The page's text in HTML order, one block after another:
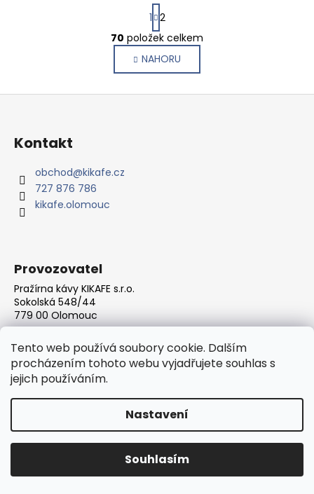
Tento web používá soubory cookie. Dalším
procházením tohoto webu vyjadřujete souhlas s
jejich používáním.
Nastavení
Souhlasím
O
v
l
á
u
S
t
r
á
n
k
o
1 2
70 položek celkem
NAHORU
Kontakt
obchod@kikafe.cz
727 876 786
kikafe.olomouc
Provozovatel
Pražírna kávy KIKAFE s.r.o.
Sokolská 548/44
779 00 Olomouc
IČ: 056 89 554
DIČ: CZ056 89 554
Odběr novinek